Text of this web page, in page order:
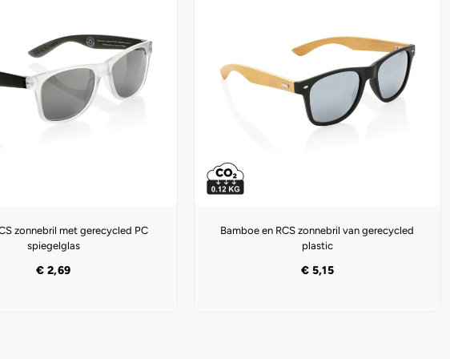
zonnebril met gerecycled PC
spiegelglas
€ 2,69
Bamboe en RCS zonnebril van gerecycled
plastic
€ 5,15